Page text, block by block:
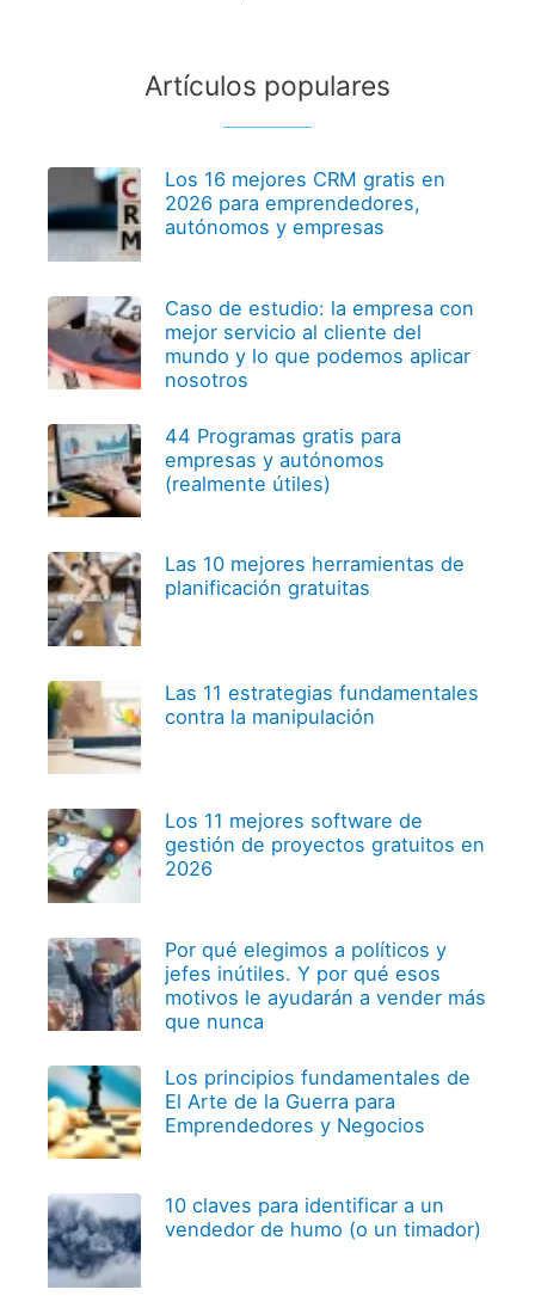
Artículos populares
Los 16 mejores CRM gratis en
2026 para emprendedores,
autónomos y empresas
Caso de estudio: la empresa con
mejor servicio al cliente del
mundo y lo que podemos aplicar
nosotros
44 Programas gratis para
empresas y autónomos
(realmente útiles)
Las 10 mejores herramientas de
planificación gratuitas
Las 11 estrategias fundamentales
contra la manipulación
Los 11 mejores software de
gestión de proyectos gratuitos en
2026
Por qué elegimos a políticos y
jefes inútiles. Y por qué esos
motivos le ayudarán a vender más
que nunca
Los principios fundamentales de
El Arte de la Guerra para
Emprendedores y Negocios
10 claves para identificar a un
vendedor de humo (o un timador)